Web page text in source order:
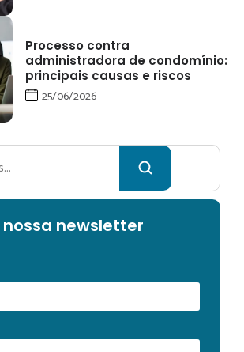
Processo contra
administradora de condomínio:
principais causas e riscos
25/06/2026
ssa newsletter